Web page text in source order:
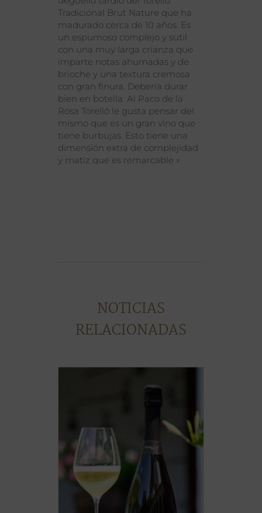
Tradicional Brut Nature que ha
madurado cerca de 10 años. Es
un espumoso complejo y sutil
con una muy larga crianza que
imparte notas ahumadas y de
brioche y una textura cremosa
con gran finura. Debería durar
bien en botella. Al Paco de la
Rosa Torelló le gusta pensar del
mismo que es un gran vino que
tiene burbujas. Esto tiene una
dimensión extra de complejidad
y matiz que es remarcable »
NOTICIAS
RELACIONADAS